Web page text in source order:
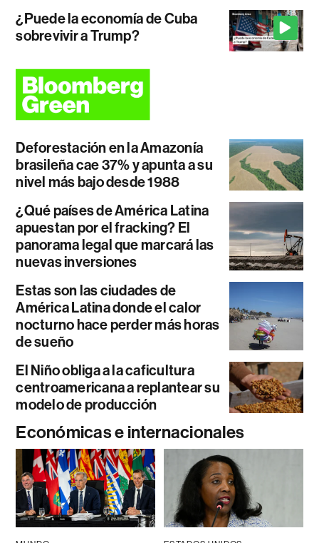
¿Puede la economía de Cuba
sobrevivir a Trump?
Deforestación en la Amazonía
brasileña cae 37% y apunta a su
nivel más bajo desde 1988
¿Qué países de América Latina
apuestan por el fracking? El
panorama legal que marcará las
nuevas inversiones
Estas son las ciudades de
América Latina donde el calor
nocturno hace perder más horas
de sueño
El Niño obliga a la caficultura
centroamericana a replantear su
modelo de producción
Económicas e internacionales